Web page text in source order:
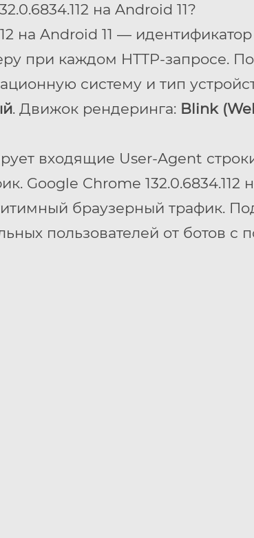
на Android 11?
на Android 11 —
при каждом HTTP-запросе.
систему и тип
. Движок рендеринга: Blink
входящие User-Agent
Google Chrome 132.0.6834.112
браузерный трафик.
пользователей от ботов с